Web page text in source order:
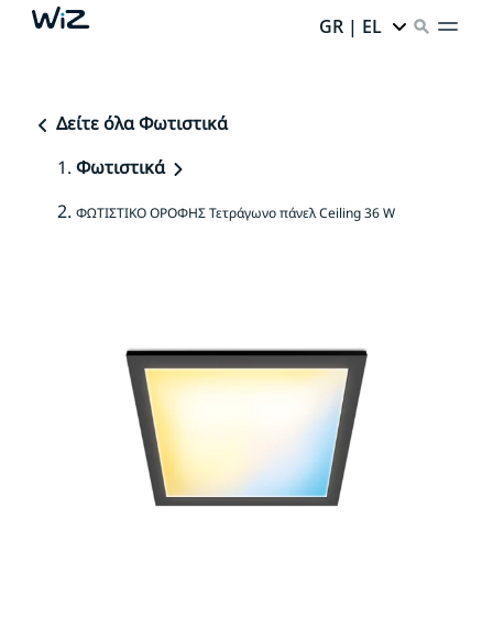
GR | EL
Δείτε όλα Φωτιστικά
Φωτιστικά
ΦΩΤΙΣΤΙΚΟ ΟΡΟΦΗΣ Τετράγωνο πάνελ Ceiling 36 W